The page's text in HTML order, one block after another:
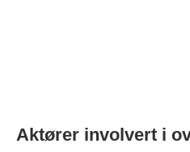
Aktører involvert i